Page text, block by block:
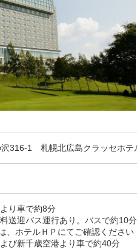
316-1 札幌北広島クラッセホテ
り車で約8分
送迎バス運行あり。バスで約10分
ホテルＨＰにてご確認ください
び新千歳空港より車で約40分